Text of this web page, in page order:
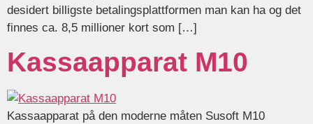
desidert billigste betalingsplattformen man kan ha og det
finnes ca. 8,5 millioner kort som […]
Kassaapparat M10
Kassaapparat på den moderne måten Susoft M10